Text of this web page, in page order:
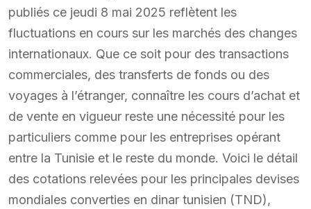
publiés ce jeudi 8 mai 2025 reflètent les
fluctuations en cours sur les marchés des changes
internationaux. Que ce soit pour des transactions
commerciales, des transferts de fonds ou des
voyages à l’étranger, connaître les cours d’achat et
de vente en vigueur reste une nécessité pour les
particuliers comme pour les entreprises opérant
entre la Tunisie et le reste du monde. Voici le détail
des cotations relevées pour les principales devises
mondiales converties en dinar tunisien (TND),